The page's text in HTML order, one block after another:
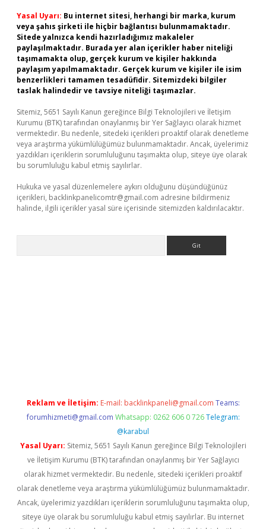
Yasal Uyarı: Bu internet sitesi, herhangi bir marka, kurum
veya şahıs şirketi ile hiçbir bağlantısı bulunmamaktadır.
Sitede yalnızca kendi hazırladığımız makaleler
paylaşılmaktadır. Burada yer alan içerikler haber niteliği
taşımamakta olup, gerçek kurum ve kişiler hakkında
paylaşım yapılmamaktadır. Gerçek kurum ve kişiler ile isim
benzerlikleri tamamen tesadüfidir. Sitemizdeki bilgiler
taslak halindedir ve tavsiye niteliği taşımazlar.
Sitemiz, 5651 Sayılı Kanun gereğince Bilgi Teknolojileri ve İletişim
Kurumu (BTK) tarafından onaylanmış bir Yer Sağlayıcı olarak hizmet
vermektedir. Bu nedenle, sitedeki içerikleri proaktif olarak denetleme
veya araştırma yükümlülüğümüz bulunmamaktadır. Ancak, üyelerimiz
yazdıkları içeriklerin sorumluluğunu taşımakta olup, siteye üye olarak
bu sorumluluğu kabul etmiş sayılırlar.
Hukuka ve yasal düzenlemelere aykırı olduğunu düşündüğünüz
içerikleri, backlinkpanelicomtr@gmail.com adresine bildirmeniz
halinde, ilgili içerikler yasal süre içerisinde sitemizden kaldırılacaktır.
Reklam ve İletişim: E-mail: backlinkpaneli@gmail.com Teams:
forumhizmeti@gmail.com Whatsapp: 0262 606 0 726 Telegram:
@karabul
Yasal Uyarı: Sitemiz, 5651 Sayılı Kanun gereğince Bilgi Teknolojileri
ve İletişim Kurumu (BTK) tarafından onaylanmış bir Yer Sağlayıcı
olarak hizmet vermektedir. Bu nedenle, sitedeki içerikleri proaktif
olarak denetleme veya araştırma yükümlülüğümüz bulunmamaktadır.
Ancak, üyelerimiz yazdıkları içeriklerin sorumluluğunu taşımakta olup,
siteye üye olarak bu sorumluluğu kabul etmiş sayılırlar. Bu internet